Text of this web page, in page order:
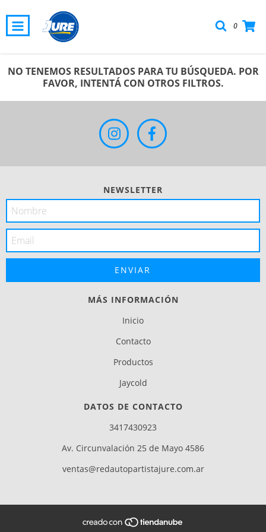
0
NO TENEMOS RESULTADOS PARA TU BÚSQUEDA. POR
FAVOR, INTENTÁ CON OTROS FILTROS.
NEWSLETTER
MÁS INFORMACIÓN
Inicio
Contacto
Productos
Jaycold
DATOS DE CONTACTO
3417430923
Av. Circunvalación 25 de Mayo 4586
ventas@redautopartistajure.com.ar